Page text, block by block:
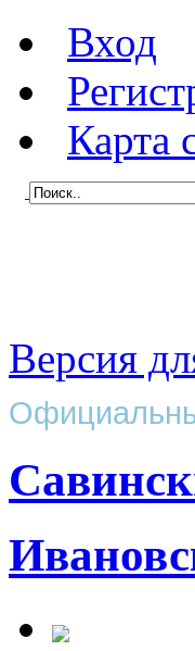
Вход
Карта
Версия